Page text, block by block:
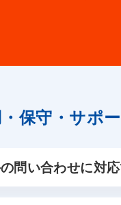
保守・サポ
問い合わせに対